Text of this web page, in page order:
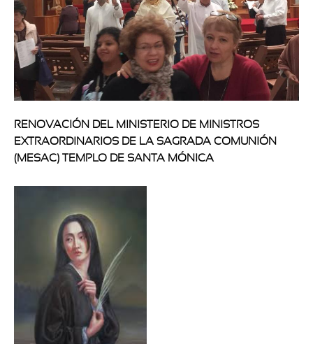
RENOVACIÓN DEL MINISTERIO DE MINISTROS
EXTRAORDINARIOS DE LA SAGRADA COMUNIÓN
(MESAC) TEMPLO DE SANTA MÓNICA